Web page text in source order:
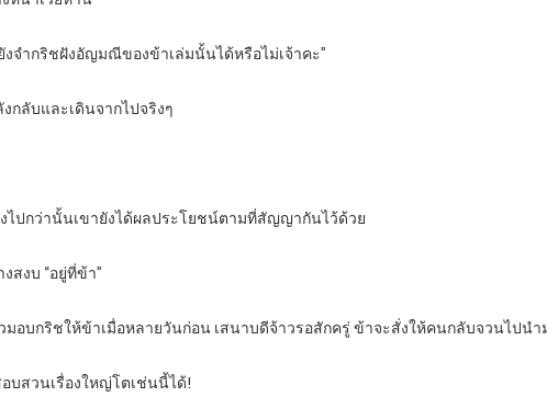
งจำกริชฝังอัญมณีของข้าเล่มนั้นได้หรือไม่เจ้าคะ”
กลับและเดินจากไปจริงๆ
ไปกว่านั้นเขายังได้ผลประโยชน์ตามที่สัญญากันไว้ด้วย
สงบ “อยู่ที่ข้า”
อบกริชให้ข้าเมื่อหลายวันก่อน เสนาบดีจ้าวรอสักครู่ ข้าจะสั่งให้คนกลับจวนไปนำ
อบสวนเรื่องใหญ่โตเช่นนี้ได้!